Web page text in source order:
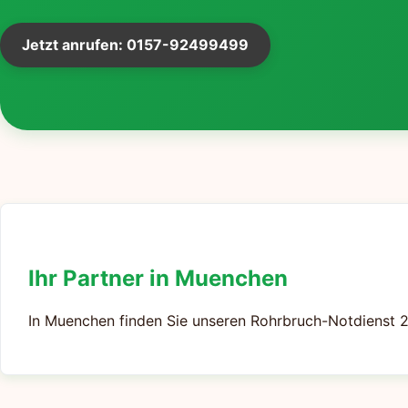
Jetzt anrufen: 0157-92499499
Ihr Partner in Muenchen
In Muenchen finden Sie unseren Rohrbruch-Notdienst